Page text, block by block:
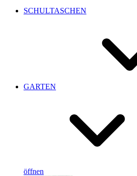
SCHULTASCHEN
GARTEN
öffnen